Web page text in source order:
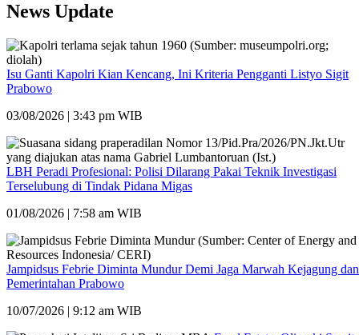
News Update
Isu Ganti Kapolri Kian Kencang, Ini Kriteria Pengganti Listyo Sigit
Prabowo
03/08/2026 | 3:43 pm WIB
LBH Peradi Profesional: Polisi Dilarang Pakai Teknik Investigasi
Terselubung di Tindak Pidana Migas
01/08/2026 | 7:58 am WIB
Jampidsus Febrie Diminta Mundur Demi Jaga Marwah Kejagung dan
Pemerintahan Prabowo
10/07/2026 | 9:12 am WIB